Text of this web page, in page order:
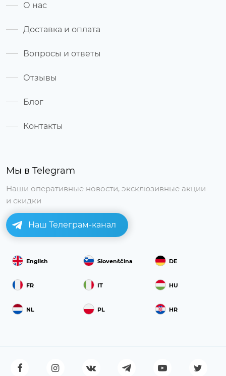
Мы в Telegram
Наши оперативные новости, эксклюзивные акции
и скидки
Наш Телеграм-канал
English Slovenščina DE
FR IT HU
NL PL HR
О нас
Доставка и оплата
Вопросы и ответы
Отзывы
Блог
Контакты